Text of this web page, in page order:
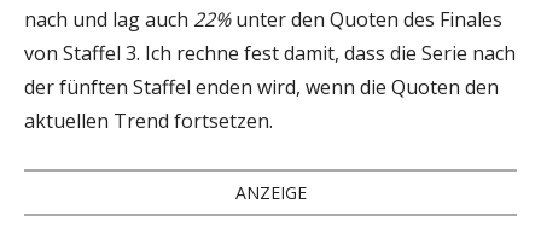
nach und lag auch 22%unter den Quoten des Finales
von Staffel 3. Ich rechne fest damit, dass die Serie nach
der fünften Staffel enden wird, wenn die Quoten den
aktuellen Trend fortsetzen.
ANZEIGE